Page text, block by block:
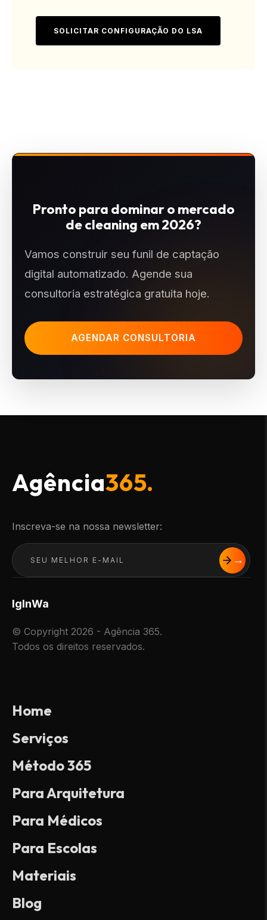
SOLICITAR CONFIGURAÇÃO DO LSA
Pronto para dominar o mercado
de cleaning em 2026?
Vamos construir seu funil de captação
digital automatizado. Agende sua
consultoria estratégica gratuita hoje.
AGENDAR CONSULTORIA
Agência365.
Inscreva-se na nossa newsletter:
IgInWa
© Copyright 2026 - Agência 365.
Todos os direitos reservados.
Home
Serviços
Método 365
Para Arquitetura
Para Médicos
Para Escolas
Materiais
Blog